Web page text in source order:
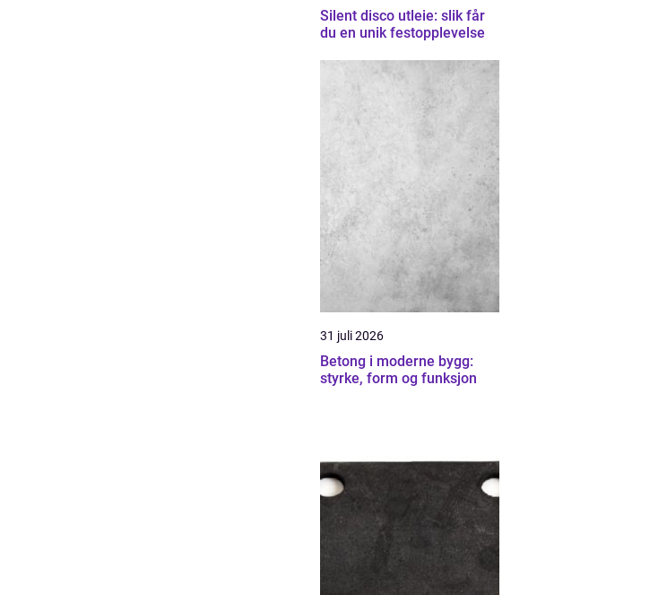
Silent disco utleie: slik får
du en unik festopplevelse
31 juli 2026
Betong i moderne bygg:
styrke, form og funksjon